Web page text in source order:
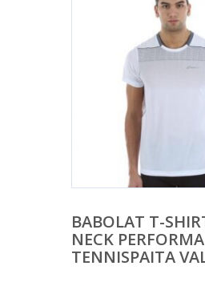
BABOLAT T-
NECK
TENNISPAITA